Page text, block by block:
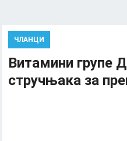
ЧЛАНЦИ
Витамини групе
стручњака за